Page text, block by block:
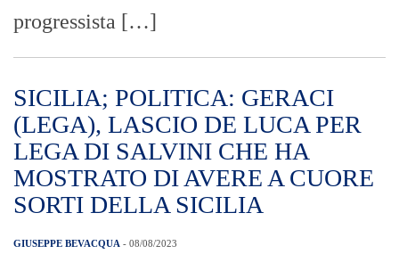
progressista […]
SICILIA; POLITICA: GERACI
(LEGA), LASCIO DE LUCA PER
LEGA DI SALVINI CHE HA
MOSTRATO DI AVERE A CUORE
SORTI DELLA SICILIA
GIUSEPPE BEVACQUA - 08/08/2023